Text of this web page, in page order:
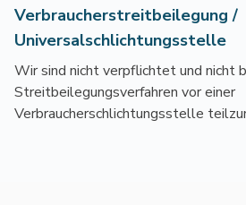
Verbraucherstreitbeilegung /
Universalschlichtungsstelle
Wir sind nicht verpflichtet und nicht
Streitbeilegungsverfahren vor einer
Verbraucherschlichtungsstelle